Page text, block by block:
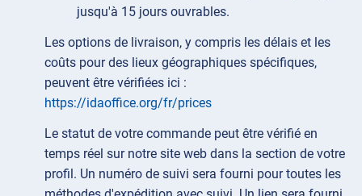
jusqu'à 15 jours ouvrables.
Les options de livraison, y compris les délais et les
coûts pour des lieux géographiques spécifiques,
peuvent être vérifiées ici :
https://idaoffice.org/fr/prices
Le statut de votre commande peut être vérifié en
temps réel sur notre site web dans la section de votre
profil. Un numéro de suivi sera fourni pour toutes les